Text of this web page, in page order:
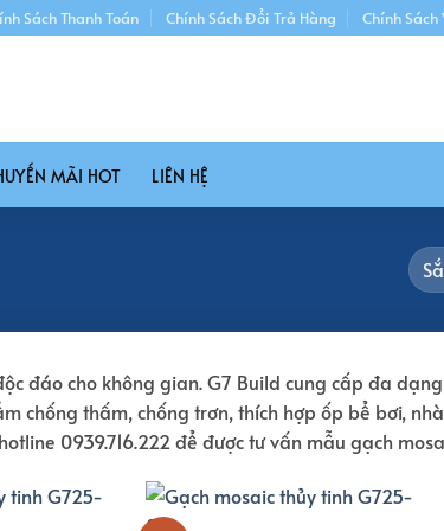
Sách Thanh Toán Chính Sách Đổi Trả Hàng Chính Sách
MÃI HOT LIÊN HỆ
đáo cho không gian. G7 Build cung cấp đa
chống thấm, chống trơn, thích hợp ốp bể bơi,
0939.716.222 để được tư vấn mẫu gạch